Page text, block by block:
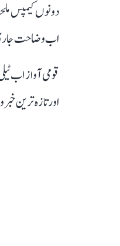
دونوں کیمپس
اب وضاحت
قومی آواز اب
اور تازہ ترین